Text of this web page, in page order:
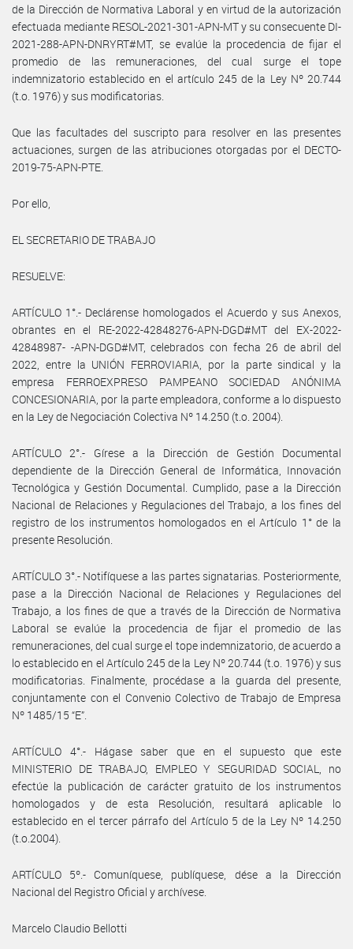
de la Dirección de Normativa Laboral y en virtud de la autorización
efectuada mediante RESOL-2021-301-APN-MT y su consecuente DI-
2021-288-APN-DNRYRT#MT, se evalúe la procedencia de fijar el
promedio de las remuneraciones, del cual surge el tope
indemnizatorio establecido en el artículo 245 de la Ley Nº 20.744
(t.o. 1976) y sus modificatorias.
Que las facultades del suscripto para resolver en las presentes
actuaciones, surgen de las atribuciones otorgadas por el DECTO-
2019-75-APN-PTE.
Por ello,
EL SECRETARIO DE TRABAJO
RESUELVE:
ARTÍCULO 1°.- Declárense homologados el Acuerdo y sus Anexos,
obrantes en el RE-2022-42848276-APN-DGD#MT del EX-2022-
42848987- -APN-DGD#MT, celebrados con fecha 26 de abril del
2022, entre la UNIÓN FERROVIARIA, por la parte sindical y la
empresa FERROEXPRESO PAMPEANO SOCIEDAD ANÓNIMA
CONCESIONARIA, por la parte empleadora, conforme a lo dispuesto
en la Ley de Negociación Colectiva Nº 14.250 (t.o. 2004).
ARTÍCULO 2°.- Gírese a la Dirección de Gestión Documental
dependiente de la Dirección General de Informática, Innovación
Tecnológica y Gestión Documental. Cumplido, pase a la Dirección
Nacional de Relaciones y Regulaciones del Trabajo, a los fines del
registro de los instrumentos homologados en el Artículo 1° de la
presente Resolución.
ARTÍCULO 3°.- Notifíquese a las partes signatarias. Posteriormente,
pase a la Dirección Nacional de Relaciones y Regulaciones del
Trabajo, a los fines de que a través de la Dirección de Normativa
Laboral se evalúe la procedencia de fijar el promedio de las
remuneraciones, del cual surge el tope indemnizatorio, de acuerdo a
lo establecido en el Artículo 245 de la Ley Nº 20.744 (t.o. 1976) y sus
modificatorias. Finalmente, procédase a la guarda del presente,
conjuntamente con el Convenio Colectivo de Trabajo de Empresa
Nº 1485/15 “E”.
ARTÍCULO 4°.- Hágase saber que en el supuesto que este
MINISTERIO DE TRABAJO, EMPLEO Y SEGURIDAD SOCIAL, no
efectúe la publicación de carácter gratuito de los instrumentos
homologados y de esta Resolución, resultará aplicable lo
establecido en el tercer párrafo del Artículo 5 de la Ley Nº 14.250
(t.o.2004).
ARTÍCULO 5º.- Comuníquese, publíquese, dése a la Dirección
Nacional del Registro Oficial y archívese.
Marcelo Claudio Bellotti